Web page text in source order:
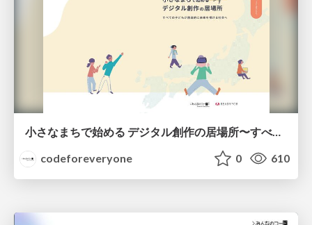
小さなまちで始める デジタル創作の居場所〜すべての子どもが創造的に未来を描ける社会へ〜
codeforeveryone
0 610